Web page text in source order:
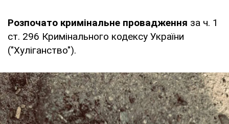
Розпочато кримінальне провадження за ч. 1
ст. 296 Кримінального кодексу України
("Хуліганство").